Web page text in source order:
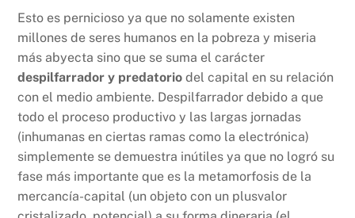
Esto es pernicioso ya que no solamente existen
millones de seres humanos en la pobreza y miseria
más abyecta sino que se suma el carácter
despilfarrador y predatorio del capital en su relación
con el medio ambiente. Despilfarrador debido a que
todo el proceso productivo y las largas jornadas
(inhumanas en ciertas ramas como la electrónica)
simplemente se demuestra inútiles ya que no logró su
fase más importante que es la metamorfosis de la
mercancía-capital (un objeto con un plusvalor